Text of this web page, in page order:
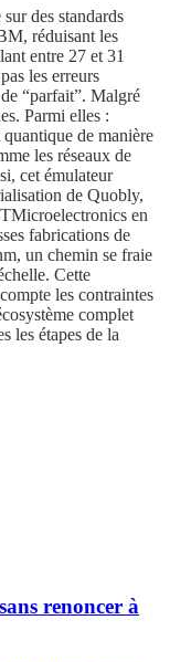
des standards
réduisant les
entre 27 et 31
les erreurs
“parfait”. Malgré
Parmi elles :
de manière
les réseaux de
cet émulateur
de Quobly,
en
fabrications de
un chemin se fraie
Cette
les contraintes
complet
les étapes de la
renoncer à